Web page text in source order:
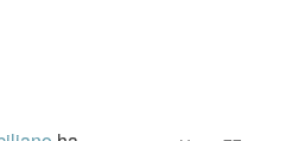
he tenido la
mis textos con
enriquecerme
hay algo especial en